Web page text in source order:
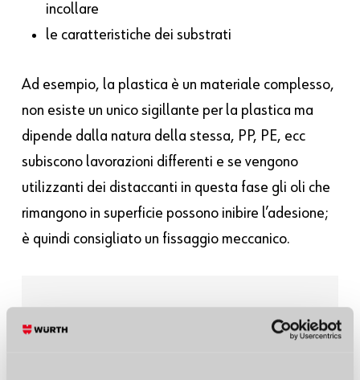
incollare
le caratteristiche dei substrati
Ad esempio, la plastica è un materiale complesso,
non esiste un unico sigillante per la plastica ma
dipende dalla natura della stessa, PP, PE, ecc
subiscono lavorazioni differenti e se vengono
utilizzanti dei distaccanti in questa fase gli oli che
rimangono in superficie possono inibire l’adesione;
è quindi consigliato un fissaggio meccanico.
informazioni? Scrivici!